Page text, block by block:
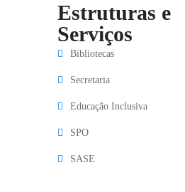
Estruturas e
Serviços
Bibliotecas
Secretaria
Educação Inclusiva
SPO
SASE